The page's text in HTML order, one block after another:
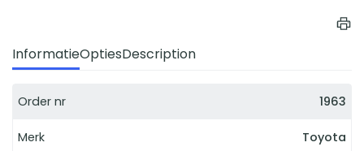
InformatieOptiesDescription
Order nr 1963
Merk Toyota